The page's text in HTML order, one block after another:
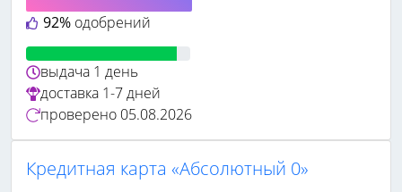
92% одобрений
выдача 1 день
доставка 1-7 дней
проверено 05.08.2026
Кредитная карта «Абсолютный 0»